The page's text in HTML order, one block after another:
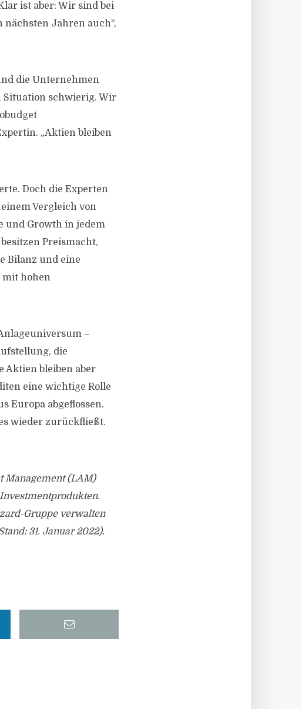
ist aber: Wir sind bei
Jahren auch“,
die Unternehmen
Situation schwierig. Wir
„Aktien bleiben
Doch die Experten
Vergleich von
und Growth in jedem
Preismacht,
Bilanz und eine
mit hohen
–
die
Aktien bleiben aber
eine wichtige Rolle
Europa abgeflossen.
wieder zurückfließt.
Management (LAM)
Gruppe verwalten
31. Januar 2022).